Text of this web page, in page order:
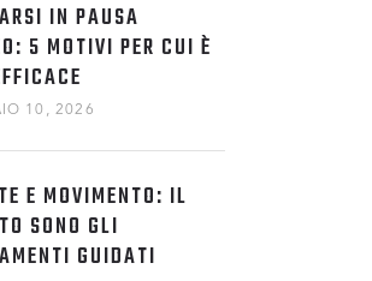
IN PAUSA
5 MOTIVI PER CUI È
10, 2026
E MOVIMENTO: IL
SONO GLI
GUIDATI